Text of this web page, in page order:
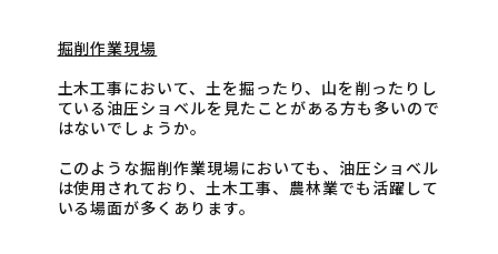
掘削作業現場
土木工事において、土を掘ったり、山を削ったりし
ている油圧ショベルを見たことがある方も多いので
はないでしょうか。
このような掘削作業現場においても、油圧ショベル
は使用されており、土木工事、農林業でも活躍して
いる場面が多くあります。